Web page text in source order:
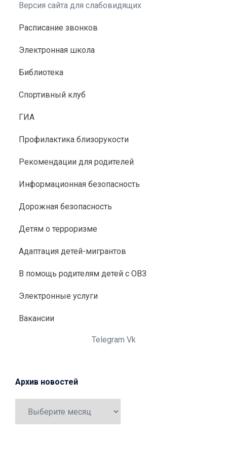
Версия сайта для слабовидящих
Расписание звонков
Электронная школа
Библиотека
Спортивный клуб
ГИА
Профилактика близорукости
Рекомендации для родителей
Информационная безопасность
Дорожная безопасность
Детям о терроризме
Адаптация детей-мигрантов
В помощь родителям детей с ОВЗ
Электронные услуги
Вакансии
Telegram Vk
Архив новостей
новостей